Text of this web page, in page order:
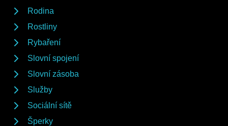
Rodina
Rostliny
Rybaření
Slovní spojení
Slovní zásoba
Služby
Sociální sítě
Šperky